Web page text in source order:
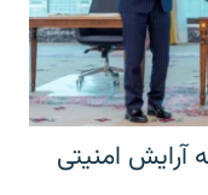
امنیتی